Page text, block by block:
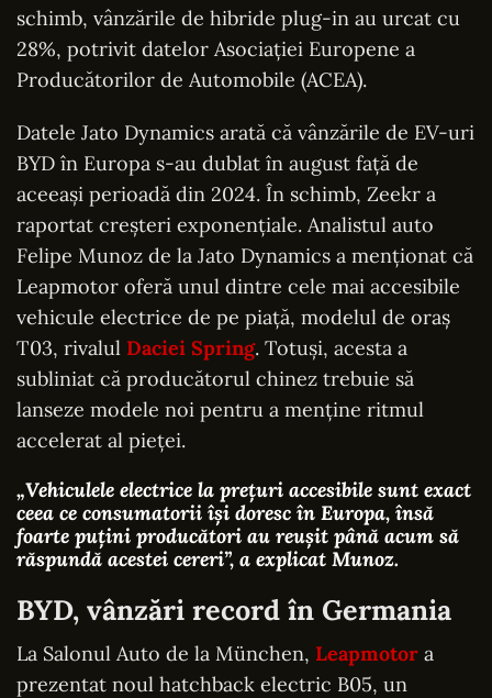
schimb, vânzările de hibride plug-in au urcat cu
28%, potrivit datelor Asociației Europene a
Producătorilor de Automobile (ACEA).
Datele Jato Dynamics arată că vânzările de EV-uri
BYD în Europa s-au dublat în august față de
aceeași perioadă din 2024. În schimb, Zeekr a
raportat creșteri exponențiale. Analistul auto
Felipe Munoz de la Jato Dynamics a menționat că
Leapmotor oferă unul dintre cele mai accesibile
vehicule electrice de pe piață, modelul de oraș
T03, rivalul Daciei Spring. Totuși, acesta a
subliniat că producătorul chinez trebuie să
lanseze modele noi pentru a menține ritmul
accelerat al pieței.
„Vehiculele electrice la prețuri accesibile sunt exact
ceea ce consumatorii își doresc în Europa, însă
foarte puțini producători au reușit până acum să
răspundă acestei cereri”, a explicat Munoz.
BYD, vânzări record în Germania
La Salonul Auto de la München, Leapmotor a
prezentat noul hatchback electric B05, un